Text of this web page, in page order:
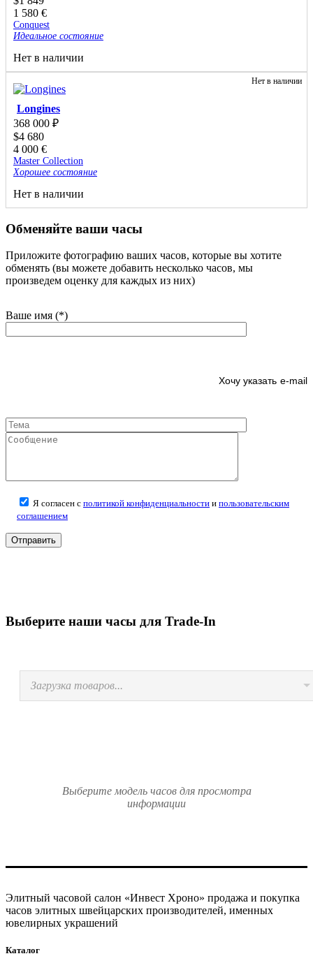
1 580 €
Conquest
Идеальное состояние
Нет в наличии
Нет в наличии
Longines
368 000 ₽
$4 680
4 000 €
Master Collection
Хорошее состояние
Нет в наличии
Обменяйте ваши часы
Приложите фотографию ваших часов, которые вы хотите
обменять (вы можете добавить несколько часов, мы
произведем оценку для каждых из них)
Ваше имя (*)
e-mail
Я согласен с политикой конфиденциальности и пользовательским
соглашением
Выберите наши часы для Trade-In
Загрузка товаров...
Выберите модель часов для просмотра
информации
Элитный часовой салон «Инвест Хроно» продажа и покупка
часов элитных швейцарских производителей, именных
ювелирных украшений
Каталог